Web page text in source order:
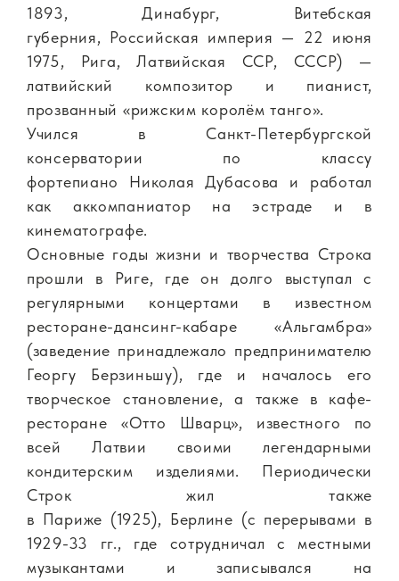
1893, Динабург, Витебская
губерния, Российская империя — 22 июня
1975, Рига, Латвийская ССР, СССР) —
латвийский композитор и пианист,
прозванный «рижским королём танго».
Учился в Санкт-Петербургской
консерватории по классу
фортепиано Николая Дубасова и работал
как аккомпаниатор на эстраде и в
кинематографе.
Основные годы жизни и творчества Строка
прошли в Риге, где он долго выступал с
регулярными концертами в известном
ресторане-дансинг-кабаре «Альгамбра»
(заведение принадлежало предпринимателю
Георгу Берзиньшу), где и началось его
творческое становление, а также в кафе-
ресторане «Отто Шварц», известного по
всей Латвии своими легендарными
кондитерским изделиями. Периодически
Строк жил также
в Париже (1925), Берлине (с перерывами в
1929-33 гг., где сотрудничал с местными
музыкантами и записывался на